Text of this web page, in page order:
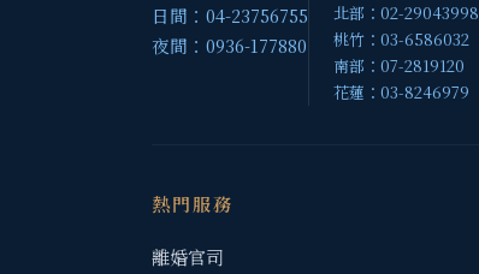
日間：04-23756755
夜間：0936-177880
北部：02-29043998
桃竹：03-6586032
南部：07-2819120
花蓮：03-8246979
熱門服務
離婚官司